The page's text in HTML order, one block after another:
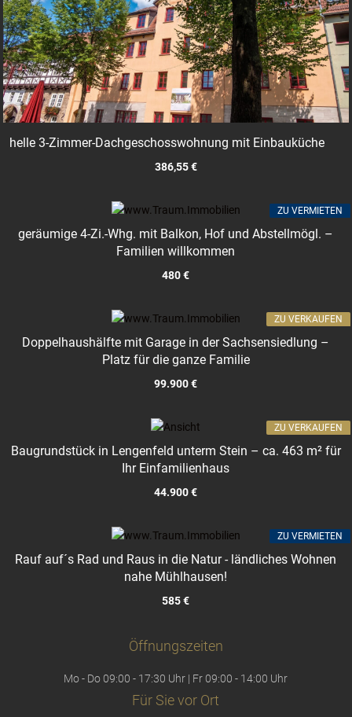
helle 3-Zimmer-Dachgeschosswohnung mit Einbauküche
386,55 €
geräumige 4-Zi.-Whg. mit Balkon, Hof und Abstellmögl. –
Familien willkommen
480 €
ZU VERMIETEN
Doppelhaushälfte mit Garage in der Sachsensiedlung –
Platz für die ganze Familie
99.900 €
ZU VERKAUFEN
Baugrundstück in Lengenfeld unterm Stein – ca. 463 m² für
Ihr Einfamilienhaus
44.900 €
ZU VERKAUFEN
Rauf auf´s Rad und Raus in die Natur - ländliches Wohnen
nahe Mühlhausen!
585 €
ZU VERMIETEN
Öffnungszeiten
Mo - Do 09:00 - 17:30 Uhr | Fr 09:00 - 14:00 Uhr
Für Sie vor Ort